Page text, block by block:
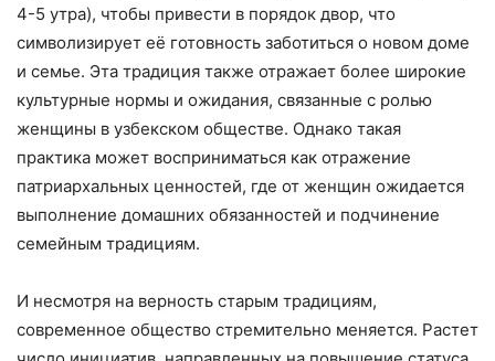
4-5 утра), чтобы привести в порядок двор, что
символизирует её готовность заботиться о новом доме
и семье. Эта традиция также отражает более широкие
культурные нормы и ожидания, связанные с ролью
женщины в узбекском обществе. Однако такая
практика может восприниматься как отражение
патриархальных ценностей, где от женщин ожидается
выполнение домашних обязанностей и подчинение
семейным традициям.
И несмотря на верность старым традициям,
современное общество стремительно меняется. Растет